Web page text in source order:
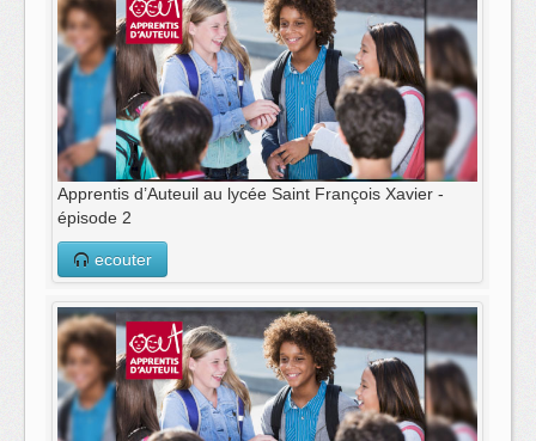
Apprentis d’Auteuil au lycée Saint François Xavier -
épisode 2
ecouter